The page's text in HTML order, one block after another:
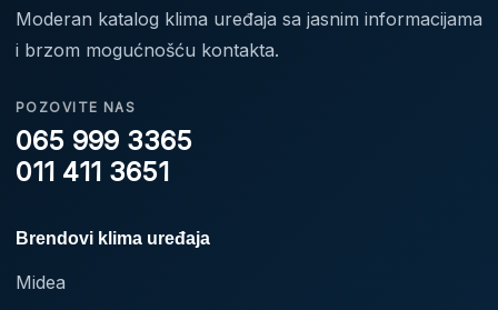
Moderan katalog klima uređaja sa jasnim informacijama
i brzom mogućnošću kontakta.
POZOVITE NAS
065 999 3365
011 411 3651
Brendovi klima uređaja
Midea